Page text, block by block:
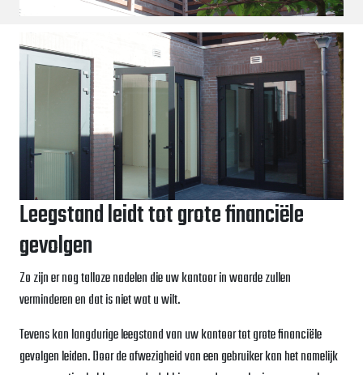
Leegstand leidt tot grote financiële
gevolgen
Zo zijn er nog talloze nadelen die uw kantoor in waarde zullen
verminderen en dat is niet wat u wilt.
Tevens kan langdurige leegstand van uw kantoor tot grote financiële
gevolgen leiden. Door de afwezigheid van een gebruiker kan het namelijk